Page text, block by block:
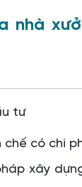
nhà
tư
có chi
xây